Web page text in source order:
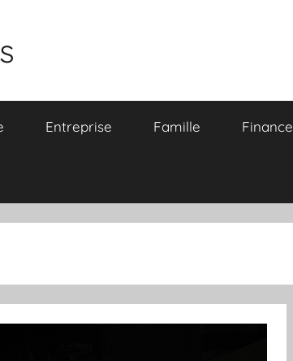
Entreprise Famille Finance